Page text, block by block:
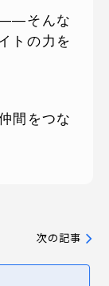
――そんな
トの力を
間をつな
次の記事